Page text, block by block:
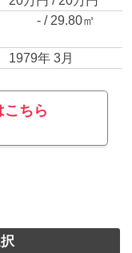
- / 29.80㎡
1979年 3月
こちら